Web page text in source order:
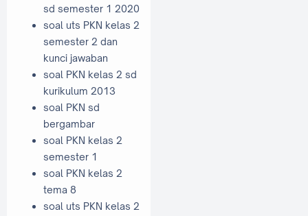
sd semester 1 2020
soal uts PKN kelas 2
semester 2 dan
kunci jawaban
soal PKN kelas 2 sd
kurikulum 2013
soal PKN sd
bergambar
soal PKN kelas 2
semester 1
soal PKN kelas 2
tema 8
soal uts PKN kelas 2